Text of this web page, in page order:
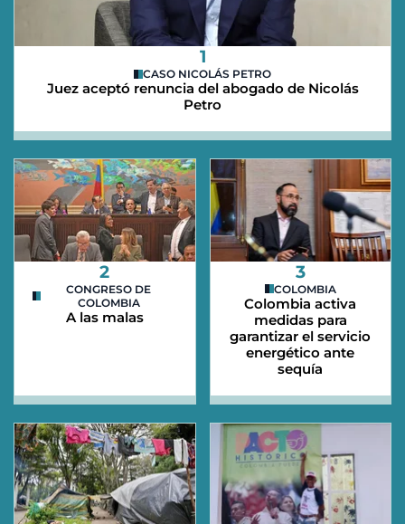
1
CASO NICOLÁS PETRO
Juez aceptó renuncia del abogado de Nicolás
Petro
2
CONGRESO DE
COLOMBIA
A las malas
3
COLOMBIA
Colombia activa
medidas para
garantizar el servicio
energético ante
sequía